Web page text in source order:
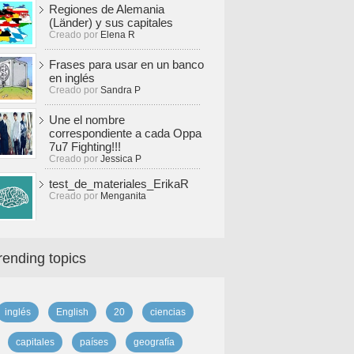
Regiones de Alemania
(Länder) y sus capitales
Creado por Elena R
Frases para usar en un banco
en inglés
Creado por Sandra P
Une el nombre
correspondiente a cada Oppa
7u7 Fighting!!!
Creado por Jessica P
test_de_materiales_ErikaR
Creado por Menganita
topics
inglés English 20 ciencias
capitales países geografía